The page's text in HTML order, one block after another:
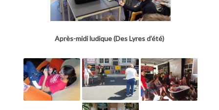
Après-midi ludique (Des Lyres d’été)